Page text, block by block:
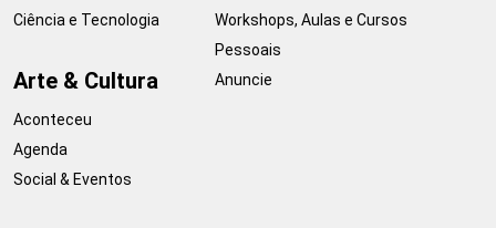
Ciência e Tecnologia
Arte & Cultura
Aconteceu
Agenda
Social & Eventos
Workshops, Aulas e Cursos
Pessoais
Anuncie